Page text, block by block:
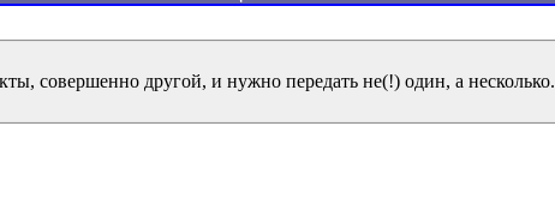
совершенно другой, и нужно передать не(!) один, а несколько.